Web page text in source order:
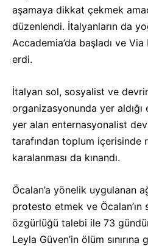
aşamaya dikkat çekmek
düzenlendi. İtalyanların da
Accademia’da başladı ve
erdi.
İtalyan sol, sosyalist ve
organizasyonunda yer aldığı
yer alan enternasyonalist
tarafından toplum içerisinde
karalanması da kınandı.
Öcalan’a yönelik uygulanan
protesto etmek ve Öcalan’ın
özgürlüğü talebi ile 73
Leyla Güven’in ölüm